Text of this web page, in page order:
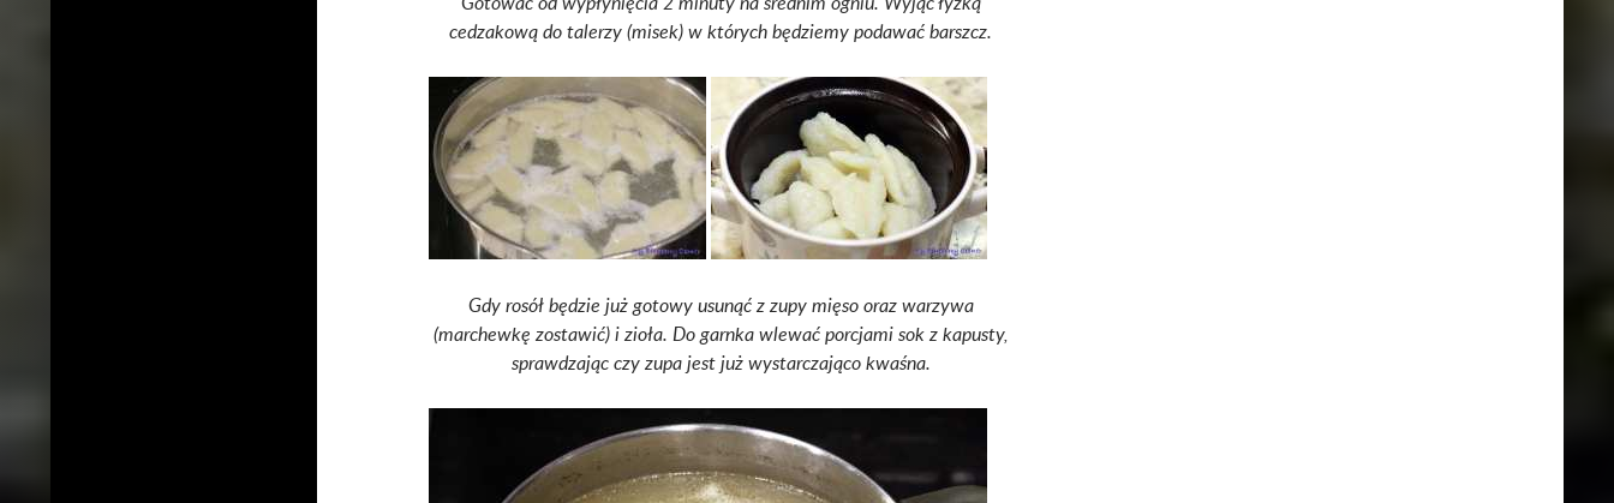
cedzakową do talerzy (misek) w których będziemy podawać barszcz.
Gdy rosół będzie już gotowy usunąć z zupy mięso oraz warzywa
(marchewkę zostawić) i zioła. Do garnka wlewać porcjami sok z kapusty,
sprawdzając czy zupa jest już wystarczająco kwaśna.